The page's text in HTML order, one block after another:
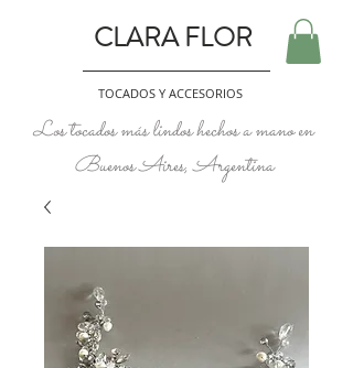
CLARA FLOR
TOCADOS Y ACCESORIOS
Los tocados más lindos hechos a mano en
Buenos Aires, Argentina